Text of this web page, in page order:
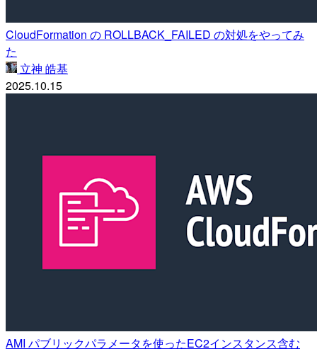
CloudFormation の ROLLBACK_FAILED の対処をやってみ
た
立神 皓基
2025.10.15
AMI パブリックパラメータを使ったEC2インスタンス含む